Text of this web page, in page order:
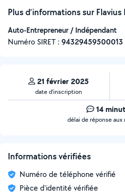
Plus d’informations sur Flavius
Auto-Entrepreneur / Indépendant
Numéro SIRET : ‍94329459500013
21 février 2025
date d’inscription
14
délai de réponse aux
Informations vérifiées
Numéro de téléphone vérifié
Pièce d'identité vérifiée